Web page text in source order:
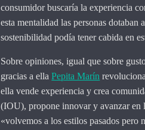
consumidor buscaría la experiencia
esta mentalidad las personas dotaban
sostenibilidad podía tener cabida en
Sobre opiniones, igual que sobre
gracias a ellaPepita Marín
ella vende experiencia y crea
(IOU), propone innovar y avanzar en
«volvemos a los estilos pasados